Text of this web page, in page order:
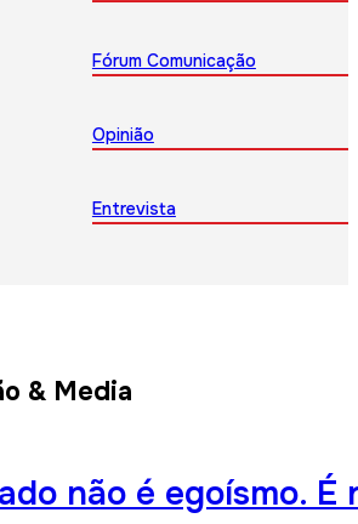
Fórum Comunicação
Opinião
Entrevista
& Media
não é egoísmo. É